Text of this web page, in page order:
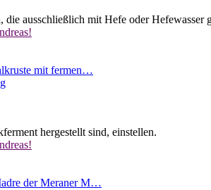
ausschließlich mit Hefe oder Hefewasser
mit fermen…
hergestellt sind, einstellen.
der Meraner M…